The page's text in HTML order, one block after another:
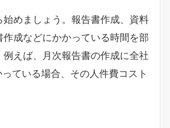
めましょう。報告書作成、資料
成などにかかっている時間を部
えば、月次報告書の作成に全社
ている場合、その人件費コスト